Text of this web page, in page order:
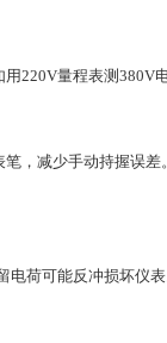
220V量程表测380V
，减少手动持握误差
荷可能反冲损坏仪表